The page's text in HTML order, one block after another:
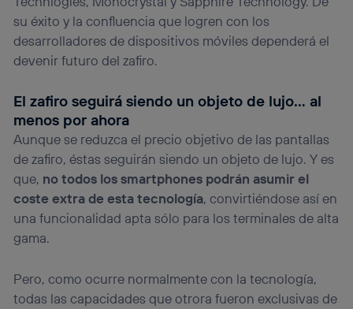
su éxito y la confluencia que logren con los
desarrolladores de dispositivos móviles dependerá el
devenir futuro del zafiro.
El zafiro seguirá siendo un objeto de lujo… al
menos por ahora
Aunque se reduzca el precio objetivo de las pantallas
de zafiro, éstas seguirán siendo un objeto de lujo. Y es
que, no todos los smartphones podrán asumir el
coste extra de esta tecnología, convirtiéndose así en
una funcionalidad apta sólo para los terminales de alta
gama.
Pero, como ocurre normalmente con la tecnología,
todas las capacidades que otrora fueron exclusivas de